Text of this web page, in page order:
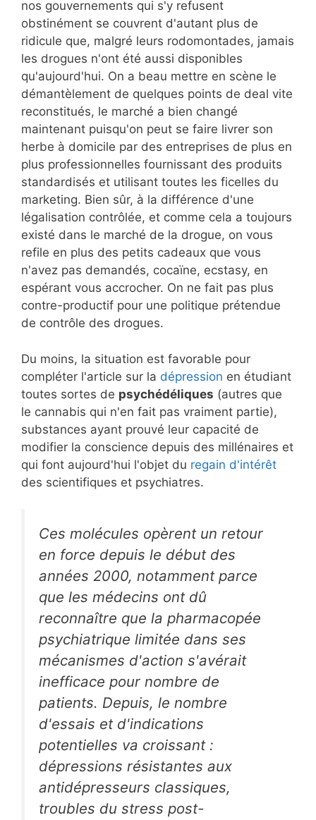
nos gouvernements qui s'y refusent
obstinément se couvrent d'autant plus de
ridicule que, malgré leurs rodomontades, jamais
les drogues n'ont été aussi disponibles
qu'aujourd'hui. On a beau mettre en scène le
démantèlement de quelques points de deal vite
reconstitués, le marché a bien changé
maintenant puisqu'on peut se faire livrer son
herbe à domicile par des entreprises de plus en
plus professionnelles fournissant des produits
standardisés et utilisant toutes les ficelles du
marketing. Bien sûr, à la différence d'une
légalisation contrôlée, et comme cela a toujours
existé dans le marché de la drogue, on vous
refile en plus des petits cadeaux que vous
n'avez pas demandés, cocaïne, ecstasy, en
espérant vous accrocher. On ne fait pas plus
contre-productif pour une politique prétendue
de contrôle des drogues.
Du moins, la situation est favorable pour
compléter l'article sur la dépression en étudiant
toutes sortes de psychédéliques (autres que
le cannabis qui n'en fait pas vraiment partie),
substances ayant prouvé leur capacité de
modifier la conscience depuis des millénaires et
qui font aujourd'hui l'objet du regain d'intérêt
des scientifiques et psychiatres.
Ces molécules opèrent un retour
en force depuis le début des
années 2000, notamment parce
que les médecins ont dû
reconnaître que la pharmacopée
psychiatrique limitée dans ses
mécanismes d'action s'avérait
inefficace pour nombre de
patients. Depuis, le nombre
d'essais et d'indications
potentielles va croissant :
dépressions résistantes aux
antidépresseurs classiques,
troubles du stress post-